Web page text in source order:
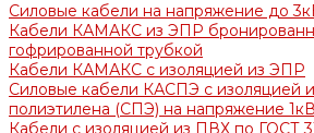
Силовые кабели на напряжение до
Кабели КАМАКС из ЭПР
гофрированной трубкой
Кабели КАМАКС с изоляцией из ЭПР
Силовые кабели КАСПЭ с изоляцией
полиэтилена (СПЭ) на напряжение 1кВ
Кабели с изоляцией из ПВХ по ГОСТ